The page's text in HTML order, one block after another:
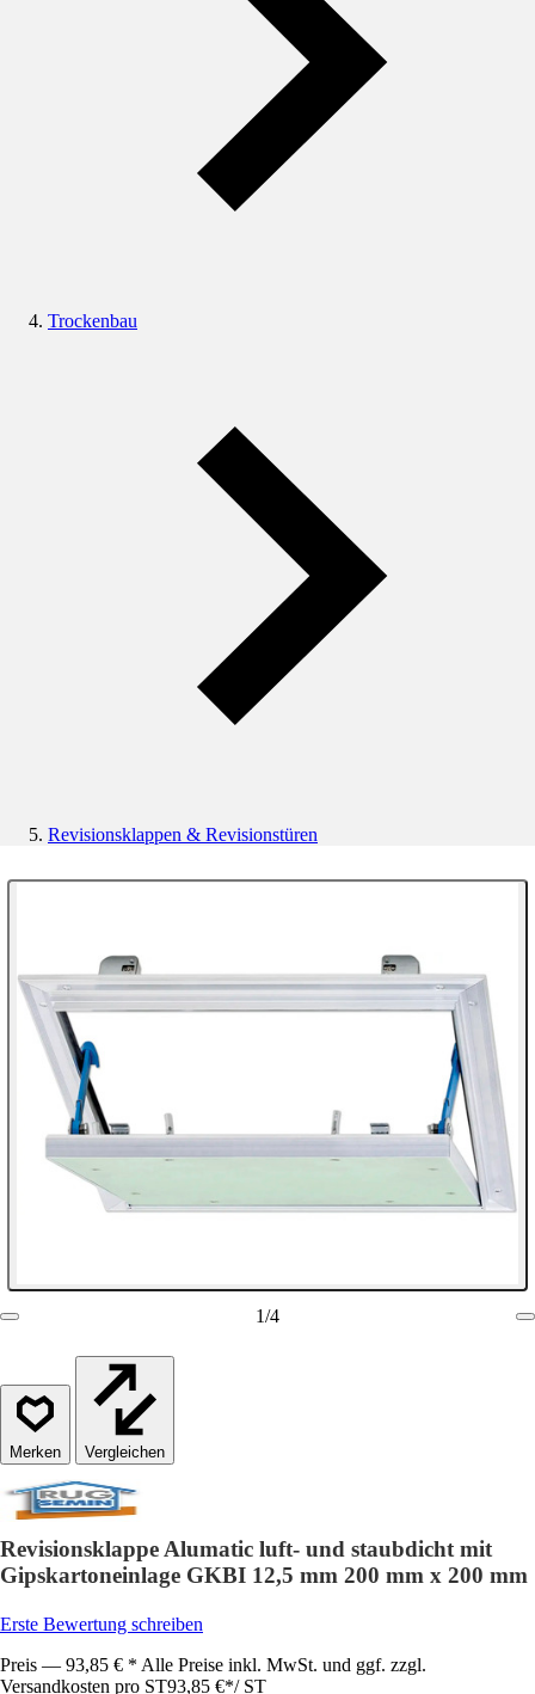
Trockenbau
Revisionsklappen & Revisionstüren
1/4
Vergleichen
Revisionsklappe Alumatic luft- und staubdicht mit
Gipskartoneinlage GKBI 12,5 mm 200 mm x 200 mm
Erste Bewertung schreiben
Preis — 93,85 € * Alle Preise inkl. MwSt. und ggf. zzgl.
Versandkosten pro ST93,85 €*/ ST